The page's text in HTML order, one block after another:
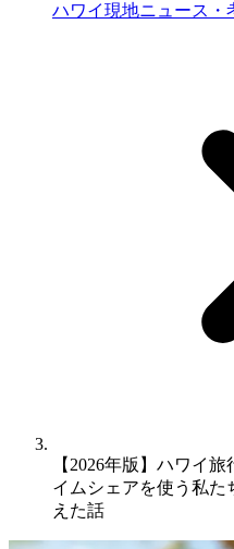
ハワイ現地ニュース・
【2026年版】ハワイ
イムシェアを使う私た
えた話